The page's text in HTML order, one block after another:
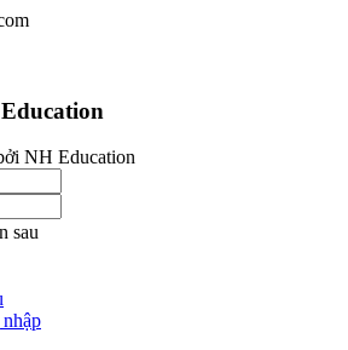
NH Education
sau